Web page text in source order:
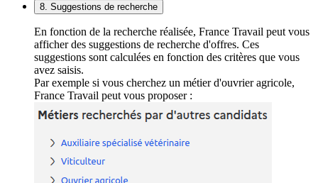
8. Suggestions de recherche
En fonction de la recherche réalisée, France Travail peut vous
afficher des suggestions de recherche d'offres. Ces
suggestions sont calculées en fonction des critères que vous
avez saisis.
Par exemple si vous cherchez un métier d'ouvrier agricole,
France Travail peut vous proposer :